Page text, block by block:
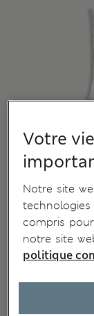
Votre
Notre site
compris
notre site
politique